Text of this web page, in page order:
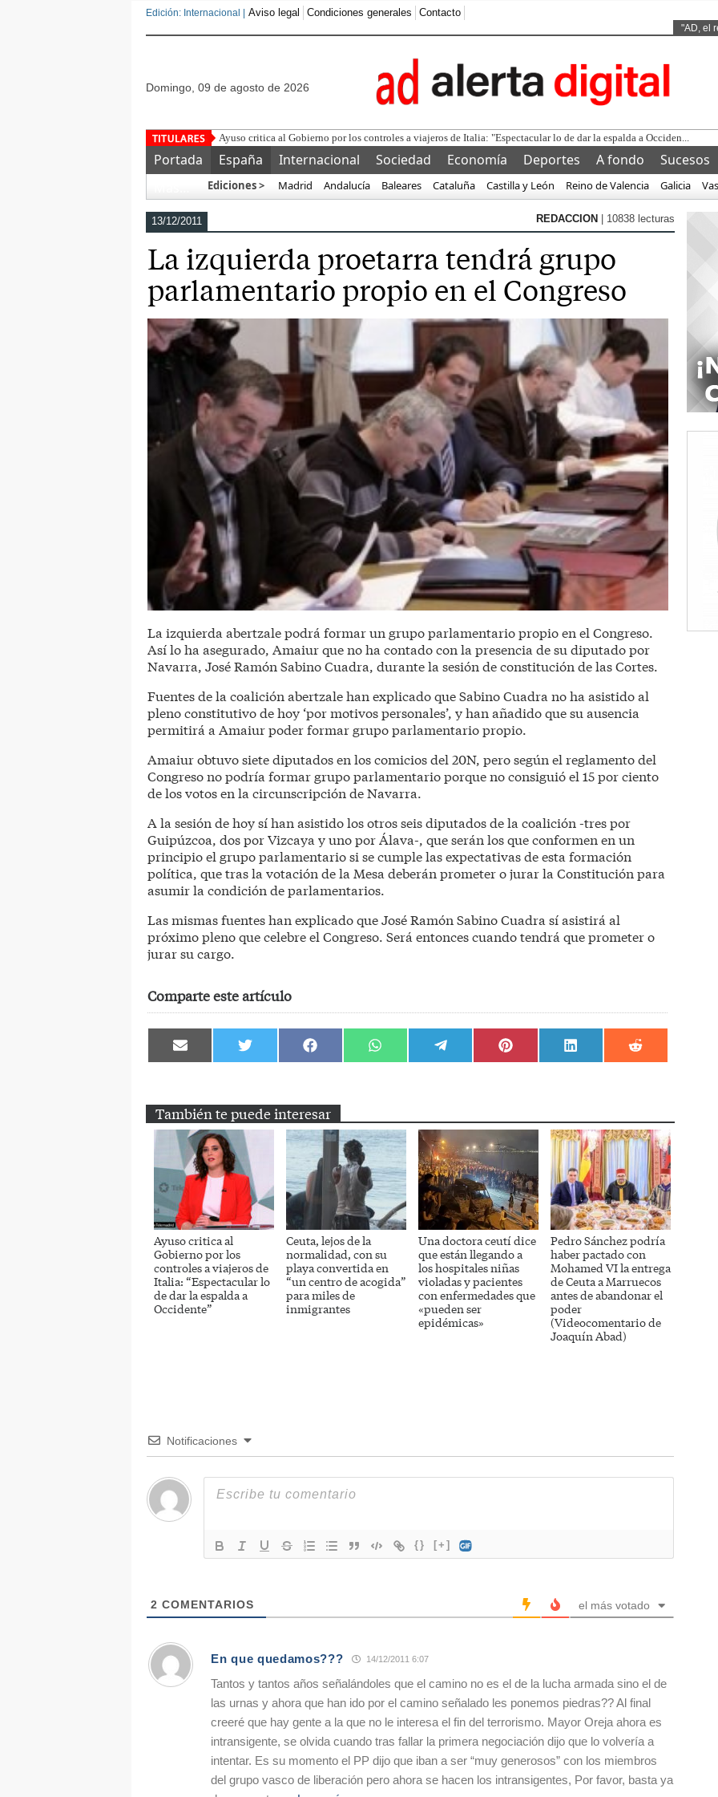
Edición: Internacional | Aviso legal Condiciones generales Contacto
"AD, el
domingo, 09 de agosto de 2026
¿S
Portada España Internacional Sociedad Economía Deportes A fondo
Sucesos
Ediciones > Madrid Andalucía Baleares Cataluña Castilla y León Reino de Valencia Galicia
13/12/2011 REDACCION | 10838 lecturas
La izquierda proetarra tendrá grupo
parlamentario propio en el Congreso
La izquierda abertzale podrá formar un grupo parlamentario propio en el Congreso.
Así lo ha asegurado, Amaiur que no ha contado con la presencia de su diputado por
Navarra, José Ramón Sabino Cuadra, durante la sesión de constitución de las Cortes.
Fuentes de la coalición abertzale han explicado que Sabino Cuadra no ha asistido al
pleno constitutivo de hoy ‘por motivos personales’, y han añadido que su ausencia
permitirá a Amaiur poder formar grupo parlamentario propio.
Amaiur obtuvo siete diputados en los comicios del 20N, pero según el reglamento del
Congreso no podría formar grupo parlamentario porque no consiguió el 15 por ciento
de los votos en la circunscripción de Navarra.
A la sesión de hoy sí han asistido los otros seis diputados de la coalición -tres por
Guipúzcoa, dos por Vizcaya y uno por Álava-, que serán los que conformen en un
principio el grupo parlamentario si se cumple las expectativas de esta formación
política, que tras la votación de la Mesa deberán prometer o jurar la Constitución para
asumir la condición de parlamentarios.
Las mismas fuentes han explicado que José Ramón Sabino Cuadra sí asistirá al
próximo pleno que celebre el Congreso. Será entonces cuando tendrá que prometer o
jurar su cargo.
Comparte este artículo
Compartir
en
Compartir
en
Compartir
en
Compartir
en
Compartir
en
Compartir
en
Compartir
en
Compartir
en
También te puede interesar
Ayuso critica al
Gobierno por los
controles a viajeros de
Italia: “Espectacular lo
de dar la espalda a
Occidente”
Ceuta, lejos de la
normalidad, con su
playa convertida en
“un centro de acogida”
para miles de
inmigrantes
Una doctora ceutí dice
que están llegando a
los hospitales niñas
violadas y pacientes
con enfermedades que
«pueden ser
epidémicas»
Pedro Sánchez podría
haber pactado con
Mohamed VI la entrega
de Ceuta a Marruecos
antes de abandonar el
poder
(Videocomentario de
Joaquín Abad)
Notificaciones
{} [+]
2 COMENTARIOS el más votado
En que quedamos??? 14/12/2011 6:07
Tantos y tantos años señalándoles que el camino no es el de la lucha armada sino el de
las urnas y ahora que han ido por el camino señalado les ponemos piedras?? Al final
creeré que hay gente a la que no le interesa el fin del terrorismo. Mayor Oreja ahora es
intransigente, se olvida cuando tras fallar la primera negociación dijo que lo volvería a
intentar. Es su momento el PP dijo que iban a ser “muy generosos” con los miembros
del grupo vasco de liberación pero ahora se hacen los intransigentes, Por favor, basta ya